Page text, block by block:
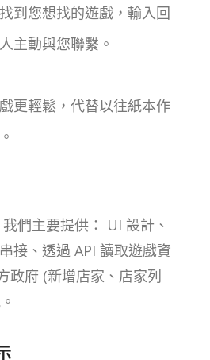
到您想找的遊戲，輸入回
主動與您聯繫。
更輕鬆，代替以往紙本作
們主要提供： UI 設計、
接、透過 API 讀取遊戲資
政府 (新增店家、店家列